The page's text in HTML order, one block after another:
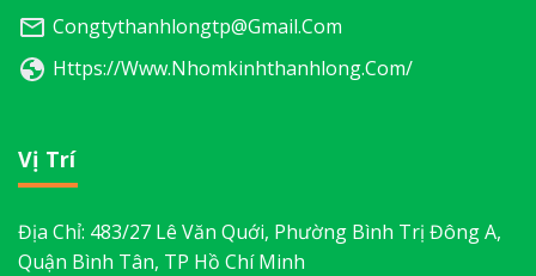
Congtythanhlongtp@gmail.com
Https://www.nhomkinhthanhlong.com/
Vị Trí
Địa Chỉ: 483/27 Lê Văn Quới, Phường Bình Trị Đông A,
Quận Bình Tân, TP Hồ Chí Minh